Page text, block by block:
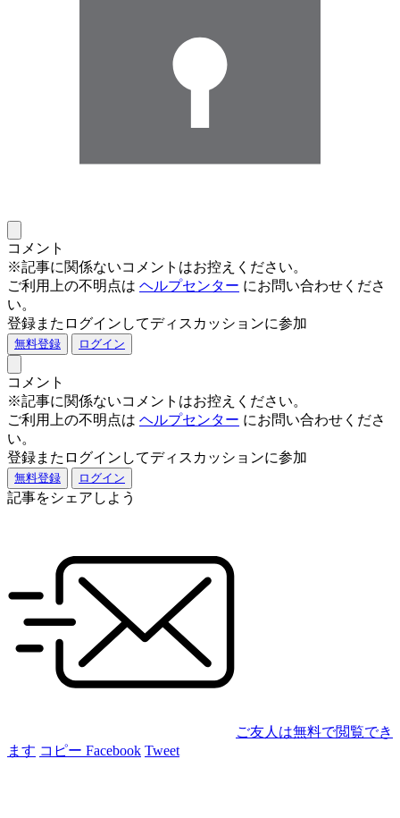
コメント
※記事に関係ないコメントはお控えください。
ご利用上の不明点は ヘルプセンター にお問い合わせくださ
い。
登録またログインしてディスカッションに参加
無料登録 ログイン
コメント
※記事に関係ないコメントはお控えください。
ご利用上の不明点は ヘルプセンター にお問い合わせくださ
い。
登録またログインしてディスカッションに参加
無料登録 ログイン
記事をシェアしよう
ご友人は無料で閲覧でき
ます コピー Facebook Tweet